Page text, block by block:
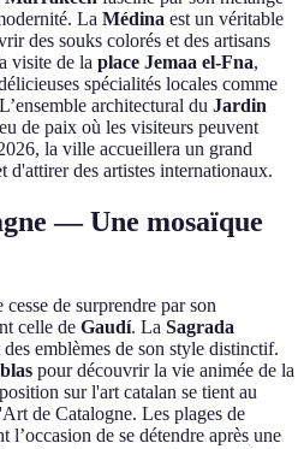
La Médina est un véritable
des souks colorés et des artisans
visite de la place Jemaa el-Fna,
spécialités locales comme
architectural du Jardin
de paix où les visiteurs peuvent
la ville accueillera un grand
d'attirer des artistes internationaux.
— Une mosaïque
de surprendre par son
celle de Gaudí. La Sagrada
des emblèmes de son style distinctif.
pour découvrir la vie animée de la
sur l'art catalan se tient au
de Catalogne. Les plages de
l’occasion de se détendre après une